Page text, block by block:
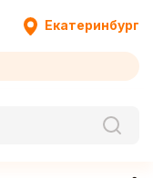
Екатеринбург